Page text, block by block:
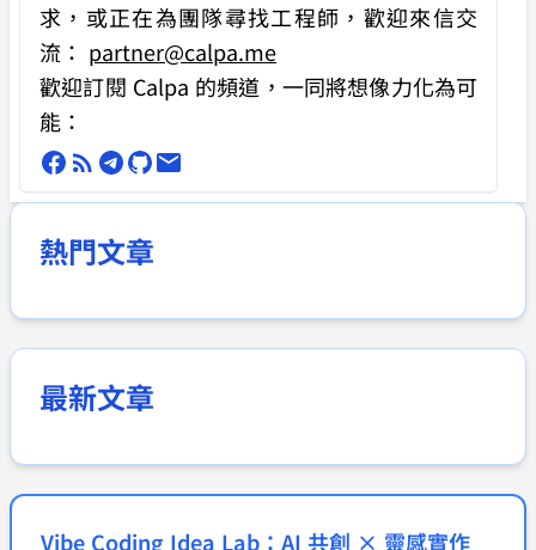
求 ，或正在為團隊尋找工程師，歡迎來信交
流： partner@calpa.me
歡迎訂閱 Calpa 的頻道，一同將想像力化為可
能：
熱門文章
最新文章
Vibe Coding Idea Lab：AI 共創 × 靈感實作